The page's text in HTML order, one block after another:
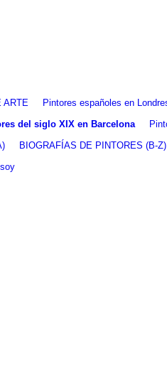
ARTE Pintores españoles en
del siglo XIX en Barcelona
BIOGRAFÍAS DE PINTORES (B-Z)